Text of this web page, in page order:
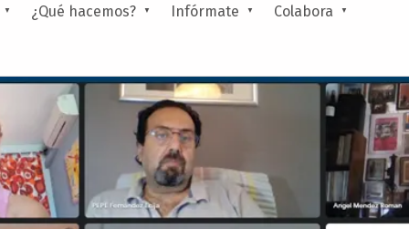
¿Qué hacemos? Infórmate Colabora